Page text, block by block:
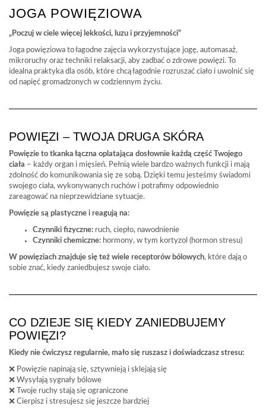
JOGA POWIĘZIOWA
„Poczuj w ciele więcej lekkości, luzu i przyjemności”
Joga powięziowa to łagodne zajęcia wykorzystujące jogę, automasaż,
mikroruchy oraz techniki relaksacji, aby zadbać o zdrowe powięzi. To
idealna praktyka dla osób, które chcą łagodnie rozruszać ciało i uwolnić się
od napięć gromadzonych w codziennym życiu.
POWIĘZI – TWOJA DRUGA SKÓRA
Powięzie to tkanka łączna oplatająca dosłownie każdą część Twojego
ciała – każdy organ i mięsień. Pełnią wiele bardzo ważnych funkcji i mają
zdolność do komunikowania się ze sobą. Dzięki temu jesteśmy świadomi
swojego ciała, wykonywanych ruchów i potrafimy odpowiednio
zareagować na nieprzewidziane sytuacje.
Powięzie są plastyczne i reagują na:
Czynniki fizyczne: ruch, ciepło, nawodnienie
Czynniki chemiczne: hormony, w tym kortyzol (hormon stresu)
W powięziach znajduje się też wiele receptorów bólowych, które dają o
sobie znać, kiedy zaniedbujesz swoje ciało.
CO DZIEJE SIĘ KIEDY ZANIEDBUJEMY
POWIĘZI?
Kiedy nie ćwiczysz regularnie, mało się ruszasz i doświadczasz stresu:
❌ Powięzie napinają się, sztywnieją i sklejają się
❌ Wysyłają sygnały bólowe
❌ Twoje ruchy stają się ograniczone
❌ Cierpisz i stresujesz się jeszcze bardziej